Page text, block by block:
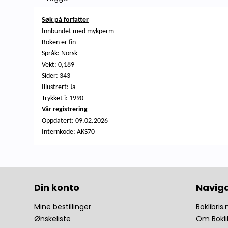
Søk på forfatter
Innbundet med mykperm
Boken er fin
Språk: Norsk
Vekt: 0,189
Sider: 343
Illustrert: Ja
Trykket i: 1990
Vår registrering
Oppdatert:09.02.2026
Internkode: AKS70
Din konto
Mine bestillinger
Ønskeliste
Om